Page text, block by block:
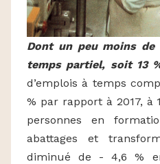
Dont un peu moins de
temps partiel, soit 13
d’emplois à temps
% par rapport à 2017, à
personnes en
abattages et
diminué de - 4,6 %